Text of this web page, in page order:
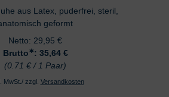
aus Latex, puderfrei, steril,
geformt
Netto: 29,95 €
Brutto∗: 35,64 €
(0.71 € / 1 Paar)
MwSt./ zzgl. Versandkosten